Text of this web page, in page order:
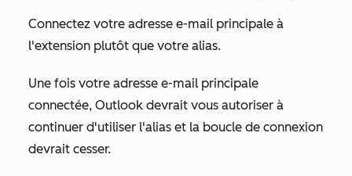
Connectez votre adresse e-mail principale à
l'extension plutôt que votre alias.
Une fois votre adresse e-mail principale
connectée, Outlook devrait vous autoriser à
continuer d'utiliser l'alias et la boucle de connexion
devrait cesser.